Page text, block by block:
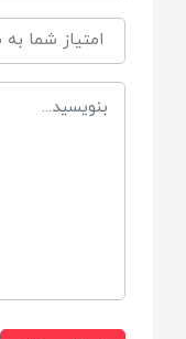
کمربند ایمنی
کمربند ایمنی 5 نقطه ای